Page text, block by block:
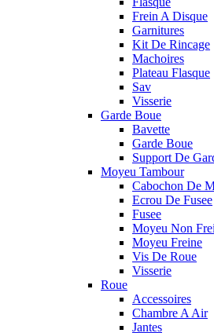
Frein A Disque
Garnitures
Kit De Rincage
Machoires
Plateau Flasque
Sav
Visserie
Garde Boue
Bavette
Garde Boue
Support De
Moyeu Tambour
Cabochon De
Ecrou De Fusee
Fusee
Moyeu Non
Moyeu Freine
Vis De Roue
Visserie
Roue
Accessoires
Chambre A Air
Jantes